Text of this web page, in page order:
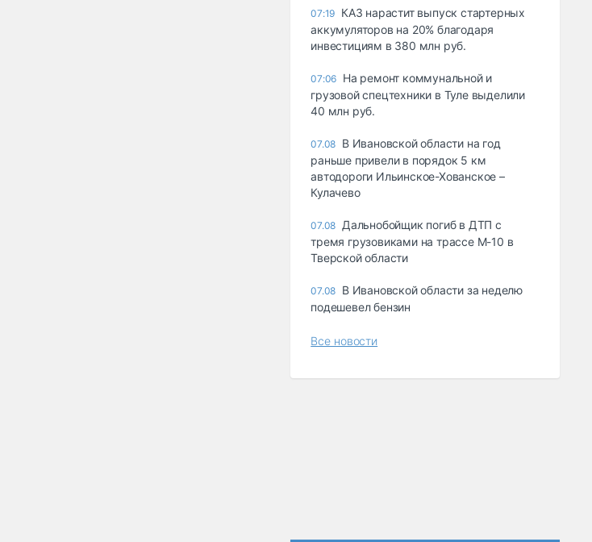
07:19 КАЗ нарастит выпуск стартерных
аккумуляторов на 20% благодаря
инвестициям в 380 млн руб.
07:06 На ремонт коммунальной и
грузовой спецтехники в Туле выделили
40 млн руб.
07.08 В Ивановской области на год
раньше привели в порядок 5 км
автодороги Ильинское-Хованское –
Кулачево
07.08 Дальнобойщик погиб в ДТП с
тремя грузовиками на трассе М-10 в
Тверской области
07.08 В Ивановской области за неделю
подешевел бензин
Все новости